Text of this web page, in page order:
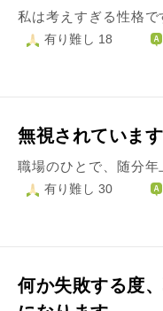
有り難し 18
無視されています
有り難し 30
何か失敗する度